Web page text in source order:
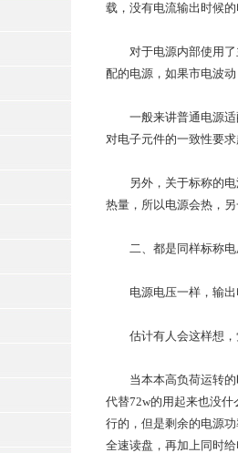
载，没有电流输出时候
对于电源内部使用了
配的电源，如果市电波
一般来讲普通电源适
对电子元件的一致性要
另外，关于标称的电
热量，所以电源会热，
二、都是同样标称电
电源电压一样，输出
估计有人会这样想，
当本本高负荷运转的
代替72w的用起来也没
行的，但是剩余的电源
全速读盘，再加上同时